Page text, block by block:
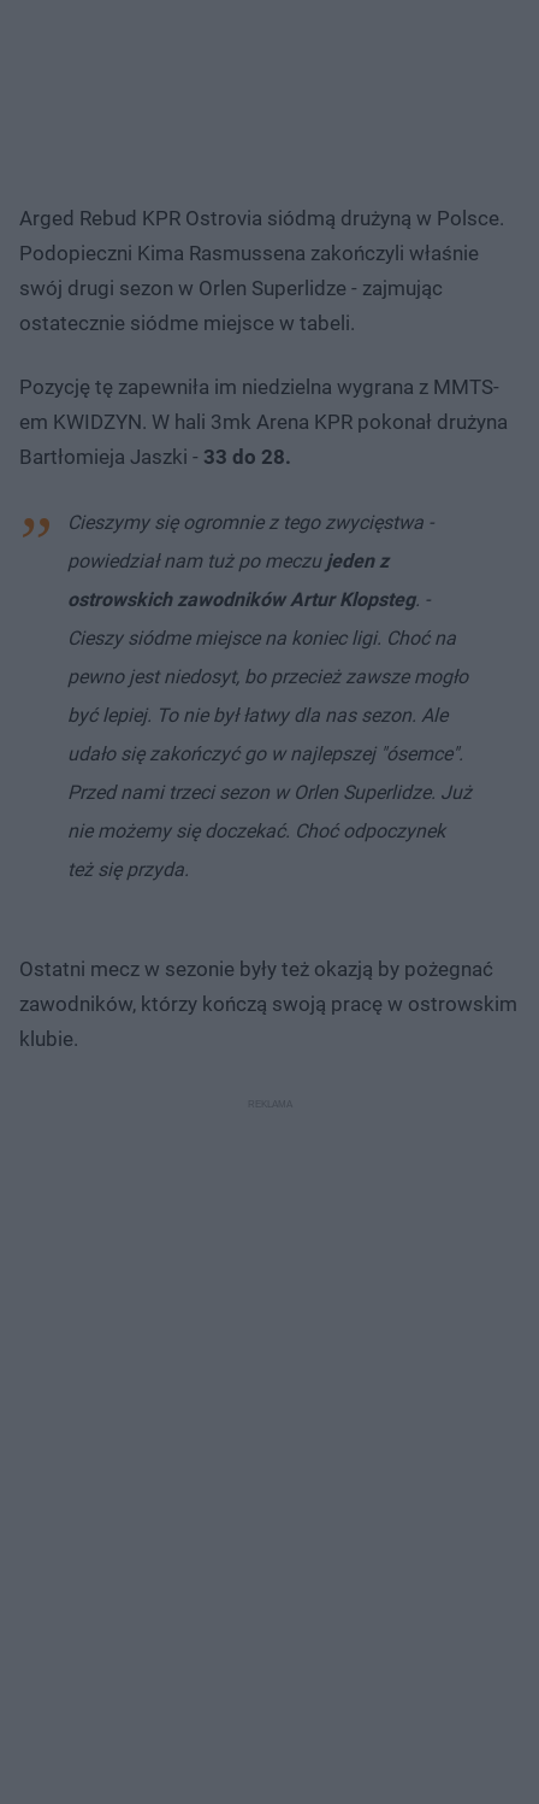
Arged Rebud KPR Ostrovia siódmą drużyną w Polsce.
Podopieczni Kima Rasmussena zakończyli właśnie
swój drugi sezon w Orlen Superlidze - zajmując
ostatecznie siódme miejsce w tabeli.
Pozycję tę zapewniła im niedzielna wygrana z MMTS-
em KWIDZYN. W hali 3mk Arena KPR pokonał drużyna
Bartłomieja Jaszki - 33 do 28.
Cieszymy się ogromnie z tego zwycięstwa -
powiedział nam tuż po meczu jeden z
ostrowskich zawodników Artur Klopsteg. -
Cieszy siódme miejsce na koniec ligi. Choć na
pewno jest niedosyt, bo przecież zawsze mogło
być lepiej. To nie był łatwy dla nas sezon. Ale
udało się zakończyć go w najlepszej "ósemce".
Przed nami trzeci sezon w Orlen Superlidze. Już
nie możemy się doczekać. Choć odpoczynek
też się przyda.
Ostatni mecz w sezonie były też okazją by pożegnać
zawodników, którzy kończą swoją pracę w ostrowskim
klubie.